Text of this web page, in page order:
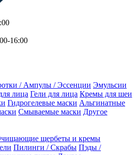
16:00
/ Ампулы / Эссенции Эмульсии
лица Гели для лица Кремы для шеи
Гидрогелевые маски Альгинатные
Смываемые маски Другое
щербеты и кремы
Пилинги / Скрабы Пэды /